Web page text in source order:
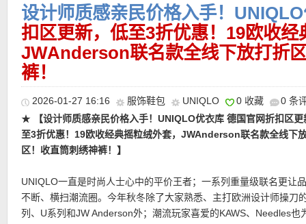
★【UNIQLO 宽腿卫裤 多色可选，限时特价仅34欧！】将卫裤的
长裤的利落线条结合在一起，既有居家般的自在，也有可以直接出
面。高腰设计拉长比例，宽松直筒剪裁带来充足的空气感，面料外
爽平整的质感；内侧则触感顺滑，贴身穿着柔软舒适。67%聚酯纤
直达链接在此
裤、半裙或连衣裙，都能自然抬高腰线，让整体比例看起来更轻盈
落，也更符合当下流行的极简短上衣逻辑。羊绒独有的绒感，让整
着一种柔雾般的视觉氛围。可手洗设计，给高质感更多日常可能
直达链接在此
支付方式：信用卡(Visa / MasterCard / American Express 等)、
记卡等
运费：德国境内每单3.95欧起，满80欧包邮！
热门明星单品推荐
★【UNIQLO 竖条纹绞花针织衫 5色可选，特价仅19欧！】在轻
并存的春日衣橱中，一件细节考究的针织衫往往能成为造型的核心
织为衣身注入立体层次，在简洁轮廓之上增添一份低调精致。面料
设计师质感亲民价格入手！
扣区更新，低至3折优惠！19欧收经
JWAnderson联名款全线下放打折
裤！
2026-01-27 16:16 服饰鞋包 UNIQLO 0 收藏
0 条
★
【设计师质感亲民价格入手！UNIQLO优衣库 德国官网折扣区更
至3折优惠！19欧收经典摇粒绒外套，JWAnderson联名款全线下
区！收直筒刺绣神裤！】
UNIQLO一直是时尚人士心中的平价王者；一系列重量级联名更让
不断、横扫潮流圈。今年秋冬除了大家熟悉、主打欧洲设计师操刀
列、U系列和JW Anderson外；潮流玩家喜爱的KAWS、Needles也